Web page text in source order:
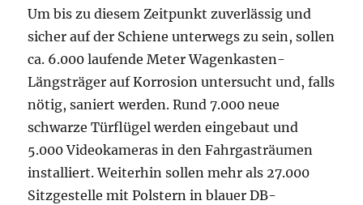
Um bis zu diesem Zeitpunkt zuverlässig und
sicher auf der Schiene unterwegs zu sein, sollen
ca. 6.000 laufende Meter Wagenkasten-
Längsträger auf Korrosion untersucht und, falls
nötig, saniert werden. Rund 7.000 neue
schwarze Türflügel werden eingebaut und
5.000 Videokameras in den Fahrgasträumen
installiert. Weiterhin sollen mehr als 27.000
Sitzgestelle mit Polstern in blauer DB-